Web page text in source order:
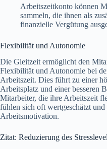
Arbeitszeitkonto können
sammeln, die ihnen als
finanzielle Vergütung
Flexibilität und Autonomie
Die Gleitzeit ermöglicht den
Flexibilität und Autonomie bei
Arbeitszeit. Dies führt zu einer
Arbeitsplatz und einer besseren
Mitarbeiter, die ihre Arbeitszeit
fühlen sich oft wertgeschätzt und
Arbeitsmotivation.
Zitat: Reduzierung des